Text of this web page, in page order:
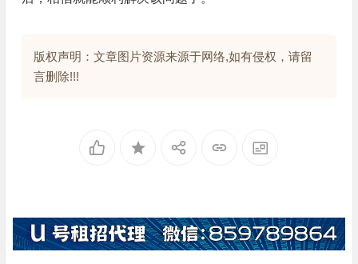
版权声明：文章图片资源来源于网络,如有侵权，请留
言删除!!!